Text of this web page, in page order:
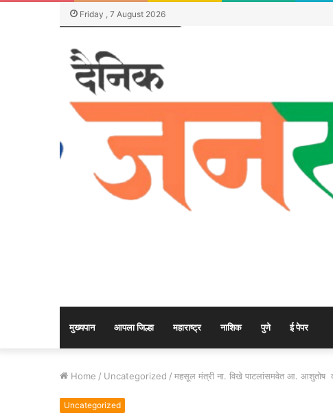
Friday , 7 August 2026
मुख्यपान आपला जिल्हा महाराष्ट्र नाशिक पुणे ई पेपर
Home / Uncategorized / महसूल मंत्री ना. विखे पाटलांसमवेत आ. आशुतोष
Uncategorized